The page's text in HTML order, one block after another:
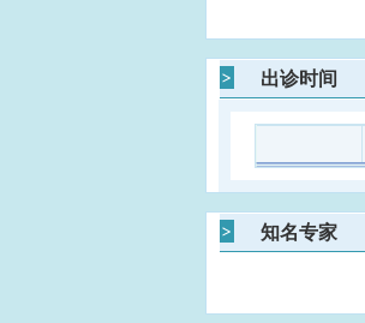
出诊时间
知名专家